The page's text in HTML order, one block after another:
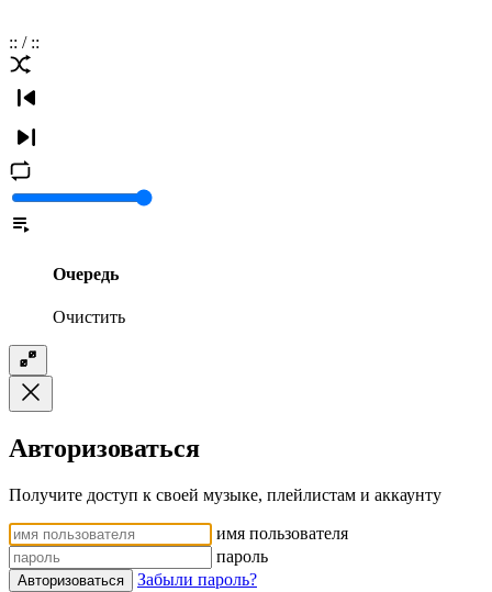
:: / ::
Очередь
Очистить
Авторизоваться
Получите доступ к своей музыке, плейлистам и аккаунту
имя пользователя
пароль
Авторизоваться
Забыли пароль?